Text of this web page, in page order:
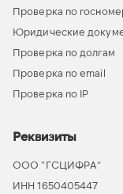
Проверка по
Юридические
Проверка по долгам
Проверка по email
Проверка по IP
Реквизиты
ООО “ГСЦИФРА”
ИНН 1650405447